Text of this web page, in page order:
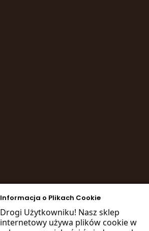
Informacja o Plikach Cookie
Drogi Użytkowniku! Nasz sklep
internetowy używa plików cookie w